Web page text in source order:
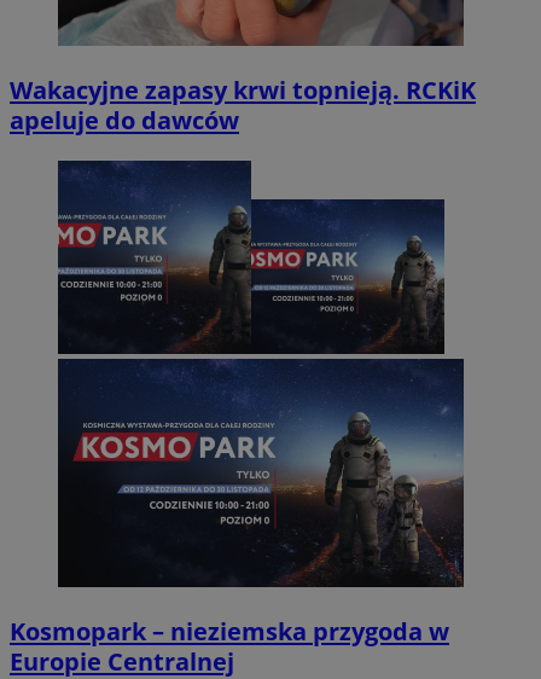
Wakacyjne zapasy krwi topnieją. RCKiK
apeluje do dawców
Kosmopark – nieziemska przygoda w
Europie Centralnej